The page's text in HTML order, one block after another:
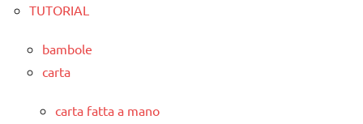
TUTORIAL
bambole
carta
carta fatta a mano